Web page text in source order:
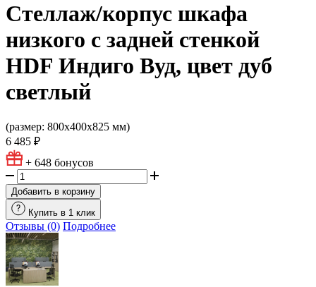
Стеллаж/корпус шкафа
низкого с задней стенкой
HDF Индиго Вуд, цвет дуб
светлый
(размер: 800х400х825 мм)
6 485 ₽
+ 648 бонусов
Добавить в корзину
Купить в 1 клик
Отзывы (0) Подробнее